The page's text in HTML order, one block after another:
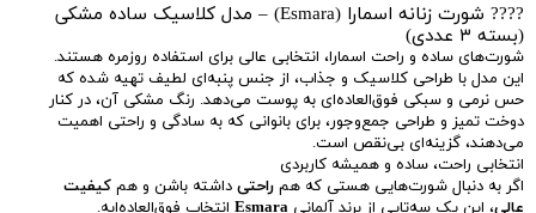
???? شورت زنانه اسمارا (Esmara) – مدل کلاسیک ساده مشکی
(بسته ۳ عددی)
شورت‌های ساده و راحت اسمارا، انتخابی عالی برای استفاده روزمره هستند.
این مدل با طراحی کلاسیک و جذاب، از جنس پنبه‌ای لطیف تهیه شده که
حس نرمی و سبکی فوق‌العاده‌ای به پوست می‌دهد. رنگ مشکی آن، در کنار
دوخت تمیز و طراحی جمع‌وجور، برای بانوانی که به سادگی و راحتی اهمیت
می‌دهند، گزینه‌ای بی‌نقص است.
انتخابی راحت، ساده و همیشه کاربردی
اگر به دنبال شورت‌هایی هستی که همراحتی داشته باشن و همکیفیت
عالی، این پک سه‌تایی از برند آلمانیEsmara انتخاب فوق‌العاده‌ایه.